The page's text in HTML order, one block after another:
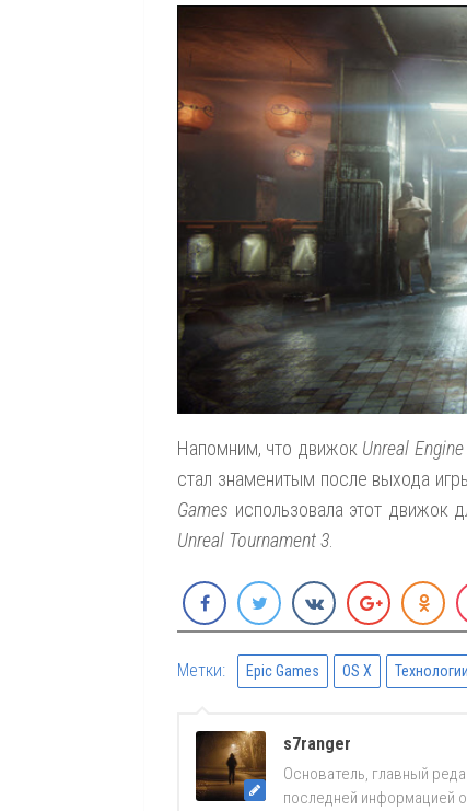
Напомним, что движок Unreal
стал знаменитым после выхода
Games использовала этот движок
Unreal Tournament 3.
Метки: Epic Games OS X Технологии
s7ranger
Основатель, главный
последней информацией